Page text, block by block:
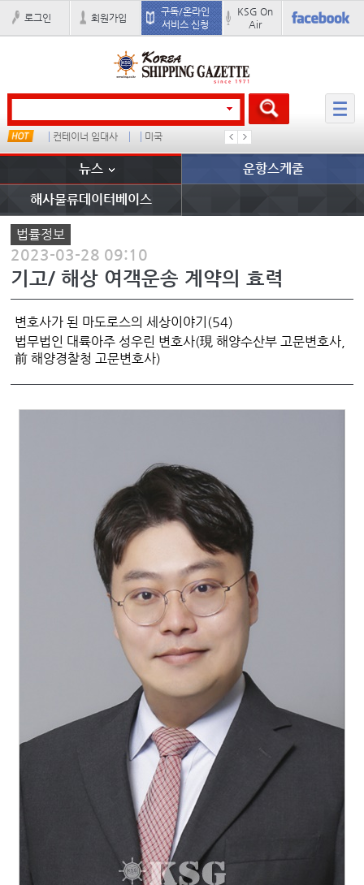
로그인 회원가입
구독/온라인
서비스 신청
KSG On
Air
컨테이너 임대사 미국 ���ͤ
뉴스 운항스케줄
해사물류데이터베이스
법률정보
2023-03-28 09:10
기고/ 해상 여객운송 계약의 효력
변호사가 된 마도로스의 세상이야기(54)
법무법인 대륙아주 성우린 변호사(現 해양수산부 고문변호사,
前 해양경찰청 고문변호사)